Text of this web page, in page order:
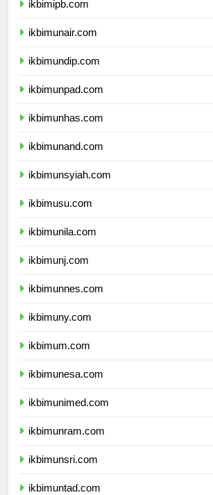
ikbimipb.com
ikbimunair.com
ikbimundip.com
ikbimunpad.com
ikbimunhas.com
ikbimunand.com
ikbimunsyiah.com
ikbimusu.com
ikbimunila.com
ikbimunj.com
ikbimunnes.com
ikbimuny.com
ikbimum.com
ikbimunesa.com
ikbimunimed.com
ikbimunram.com
ikbimunsri.com
ikbimuntad.com